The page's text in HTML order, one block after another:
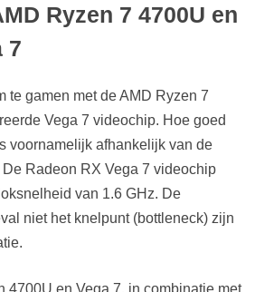
Ryzen 7 4700U en
7
te gamen met de AMD Ryzen 7
Vega 7 videochip. Hoe goed
voornamelijk afhankelijk van de
Radeon RX Vega 7 videochip
van 1.6 GHz. De
niet het knelpunt (bottleneck) zijn
4700U en Vega 7, in combinatie met